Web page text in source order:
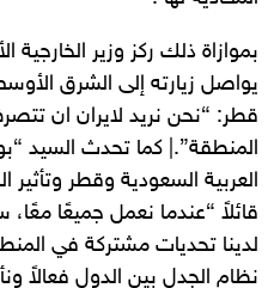
بموازاة ذلك ركز وزير
يواصل زيارته إلى الشرق
قطر: “نحن نريد لايران ان
المنطقة”.| كما تحدث السيد
العربية السعودية وقطر وتأثير
قائلاً “عندما نعمل جميعًا
لدينا تحديات مشتركة في
نظام الجدل بين الدول فعالاً